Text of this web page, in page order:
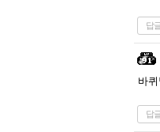
답
바
답